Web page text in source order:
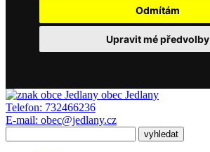
Odmítám
Upravit mé předvolby
obec Jedlany
Telefon: 732466236
E-mail: obec@jedlany.cz